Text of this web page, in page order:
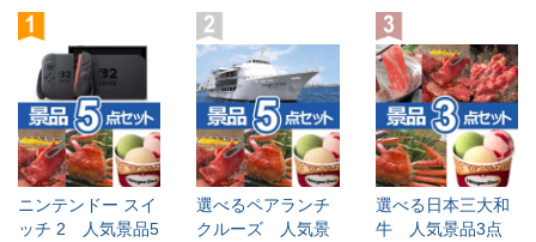
ニンテンドー スイ
ッチ 2 人気景品5
選べるペアランチ
クルーズ 人気景
選べる日本三大和
牛 人気景品3点